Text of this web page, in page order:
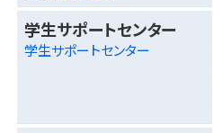
学生サポートセンター
学生サポートセンター